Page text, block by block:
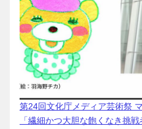
第24回文化庁メディア芸術祭
「繊細かつ大胆な飽くなき挑